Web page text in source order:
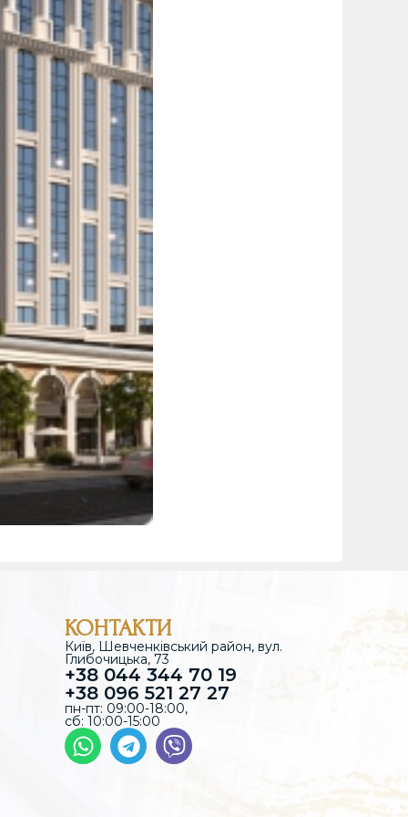
КОНТАКТИ
Київ, Шевченківський район, вул.
Глибочицька, 73
+38 044 344 70 19
+38 096 521 27 27
пн-пт: 09:00-18:00,
сб: 10:00-15:00